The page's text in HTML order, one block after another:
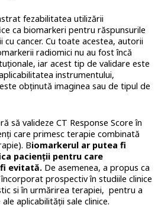
fezabilitatea utilizării
ca biomarkeri pentru răspunsurile
cu cancer. Cu toate acestea, autorii
radiomici nu au fost încă
iar acest tip de validare este
instrumentului,
obținută imaginea sau de tipul de
să valideze CT Response Score în
care primesc terapie combinată
Biomarkerul ar putea fi
pacienții pentru care
evitată.De asemenea, a propus ca
prospectiv în studiile clinice
si în urmărirea terapiei, pentru a
aplicabilității sale clinice.